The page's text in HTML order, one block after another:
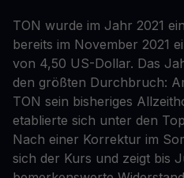
TON wurde im Jahr 2021
bereits im November 2021
von 4,50 US-Dollar. Das
den größten Durchbruch:
TON sein bisheriges
etablierte sich unter den
Nach einer Korrektur im
sich der Kurs und zeigt bis